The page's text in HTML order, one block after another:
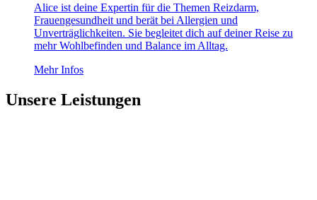
Alice ist deine Expertin für die Themen Reizdarm,
Frauengesundheit und berät bei Allergien und
Unverträglichkeiten. Sie begleitet dich auf deiner Reise zu
mehr Wohlbefinden und Balance im Alltag.
Mehr Infos
Unsere Leistungen